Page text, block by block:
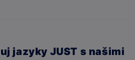
jazyky JUST s našimi